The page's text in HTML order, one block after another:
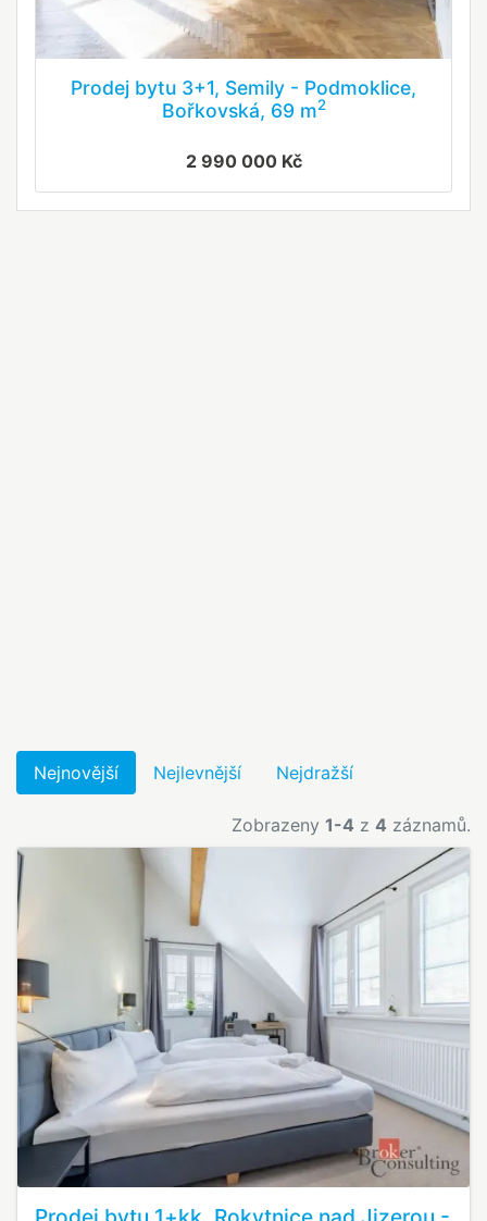
Prodej bytu 3+1, Semily - Podmoklice,
Bořkovská, 69 m2
2 990 000 Kč
Nejnovější Nejlevnější Nejdražší
Zobrazeny 1-4 z 4 záznamů.